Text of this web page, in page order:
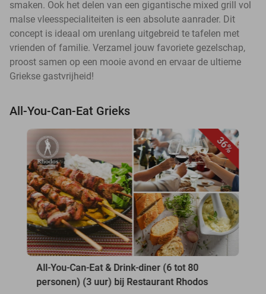
smaken. Ook het delen van een gigantische mixed grill vol
malse vleesspecialiteiten is een absolute aanrader. Dit
concept is ideaal om urenlang uitgebreid te tafelen met
vrienden of familie. Verzamel jouw favoriete gezelschap,
proost samen op een mooie avond en ervaar de ultieme
Griekse gastvrijheid!
All-You-Can-Eat Grieks
36%
All-You-Can-Eat & Drink-diner (6 tot 80
personen) (3 uur) bij Restaurant Rhodos